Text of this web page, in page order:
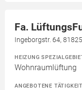
Fa.
Ingeborgstr. 64,
HEIZUNG
Wohnraumlüftung
ANGEBOTENE